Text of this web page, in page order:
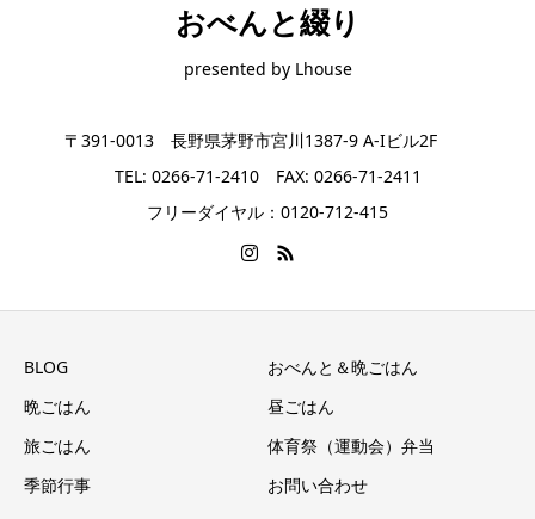
おべんと綴り
presented by Lhouse
〒391-0013 長野県茅野市宮川1387-9 A-Iビル2F
TEL: 0266-71-2410 FAX: 0266-71-2411
フリーダイヤル：0120-712-415
BLOG
おべんと＆晩ごはん
晩ごはん
昼ごはん
旅ごはん
体育祭（運動会）弁当
季節行事
お問い合わせ